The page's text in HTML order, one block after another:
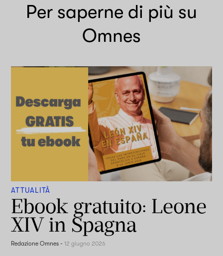
Per saperne di più su
Omnes
ATTUALITÀ
Ebook gratuito: Leone
XIV in Spagna
Redazione Omnes -12 giugno 2026